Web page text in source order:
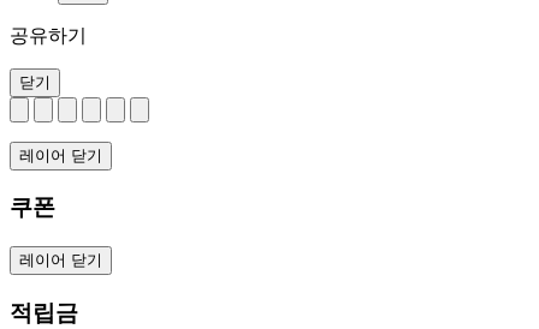
공유하기
닫기
레이어 닫기
쿠폰
레이어 닫기
적립금